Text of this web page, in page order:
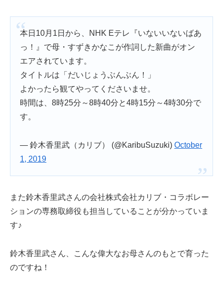
本日10月1日から、NHK Eテレ『いないいないばあ
っ！』で母・すずきかなこが作詞した新曲がオン
エアされています。
タイトルは「だいじょうぶんぶん！」
よかったら観てやってくださいませ。
時間は、8時25分～8時40分と4時15分～4時30分で
す。
— 鈴木香里武（カリブ） (@KaribuSuzuki)October
1, 2019
また鈴木香里武さんの会社株式会社カリブ・コラボレー
ションの専務取締役も担当していることが分かっていま
す♪
鈴木香里武さん、こんな偉大なお母さんのもとで育った
のですね！